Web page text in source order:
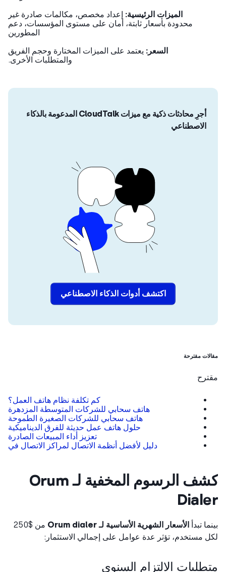
الميزات الرئيسية:إعداد مخصص، مكالمات صادرة غير
محدودة بأسعار ثابتة، أمان على مستوى المؤسسات، دعم
المطورين
السعر:يعتمد على الميزات المختارة وحجم الفريق
والمتطلبات الأخرى.
أجرِ محادثات ذكية مع ميزات CloudTalk المدعومة بالذكاء
الاصطناعي
اكتشف أدوات الذكاء الاصطناعي
مقترحة
كم تكلفة نظام هاتف العمل؟
هاتف سحابي للشركات المتوسطة المزدهرة
هاتف سحابي للشركات الصغيرة الطموحة
حلول هاتف عمل حديثة للفرق الديناميكية
تعزيز أداء المبيعات الصادرة
دليل لأفضل أنظمة الاتصال لمراكز الاتصال في
كشف الرسوم المخفية لـ Orum
تبدأالأسعار الشهرية الأساسية لـ Orum dialer
من $250
مستخدم، تؤثر عدة عوامل على إجمالي الاستثمار:
الالتزام السنوي